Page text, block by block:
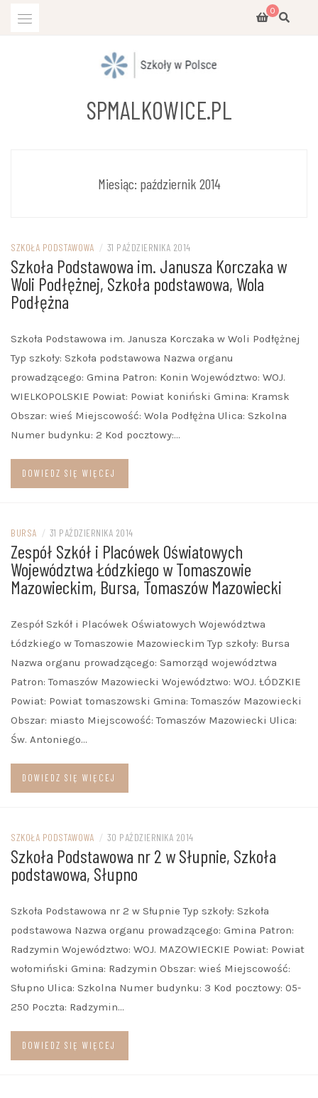
0
SPMALKOWICE.PL
Miesiąc: październik 2014
SZKOŁA PODSTAWOWA / 31 PAŹDZIERNIKA 2014
Szkoła Podstawowa im. Janusza Korczaka w
Woli Podłężnej, Szkoła podstawowa, Wola
Podłężna
Szkoła Podstawowa im. Janusza Korczaka w Woli Podłężnej
Typ szkoły: Szkoła podstawowa Nazwa organu
prowadzącego: Gmina Patron: Konin Województwo: WOJ.
WIELKOPOLSKIE Powiat: Powiat koniński Gmina: Kramsk
Obszar: wieś Miejscowość: Wola Podłężna Ulica: Szkolna
Numer budynku: 2 Kod pocztowy:…
DOWIEDZ SIĘ WIĘCEJ
BURSA / 31 PAŹDZIERNIKA 2014
Zespół Szkół i Placówek Oświatowych
Województwa Łódzkiego w Tomaszowie
Mazowieckim, Bursa, Tomaszów Mazowiecki
Zespół Szkół i Placówek Oświatowych Województwa
Łódzkiego w Tomaszowie Mazowieckim Typ szkoły: Bursa
Nazwa organu prowadzącego: Samorząd województwa
Patron: Tomaszów Mazowiecki Województwo: WOJ. ŁÓDZKIE
Powiat: Powiat tomaszowski Gmina: Tomaszów Mazowiecki
Obszar: miasto Miejscowość: Tomaszów Mazowiecki Ulica:
Św. Antoniego…
DOWIEDZ SIĘ WIĘCEJ
SZKOŁA PODSTAWOWA / 30 PAŹDZIERNIKA 2014
Szkoła Podstawowa nr 2 w Słupnie, Szkoła
podstawowa, Słupno
Szkoła Podstawowa nr 2 w Słupnie Typ szkoły: Szkoła
podstawowa Nazwa organu prowadzącego: Gmina Patron:
Radzymin Województwo: WOJ. MAZOWIECKIE Powiat: Powiat
wołomiński Gmina: Radzymin Obszar: wieś Miejscowość:
Słupno Ulica: Szkolna Numer budynku: 3 Kod pocztowy: 05-
250 Poczta: Radzymin…
DOWIEDZ SIĘ WIĘCEJ